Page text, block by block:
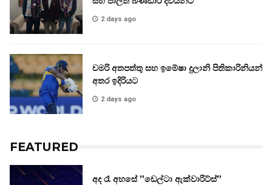
2 days ago
චමරි අතපත්තු සහ ඉමේෂා දුලානි පිතිකාරිනියන්
අතර ඉදිරියට
2 days ago
FEATURED
අද රෑ අහසේ ”ඩෙල්ටා ඇක්වාරිට්ස්”